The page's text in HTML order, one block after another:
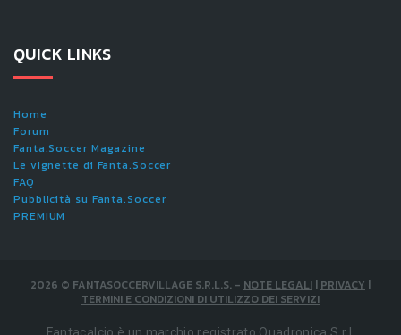
QUICK LINKS
Home
Forum
Fanta.Soccer Magazine
Le vignette di Fanta.Soccer
FAQ
Pubblicità su Fanta.Soccer
PREMIUM
2026 © FANTASOCCERVILLAGE S.R.L.S. - NOTE LEGALI | PRIVACY |
TERMINI E CONDIZIONI DI UTILIZZO DEI SERVIZI